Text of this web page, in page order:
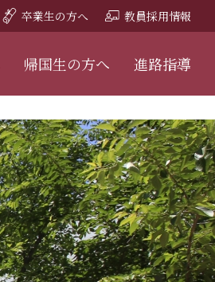
卒業生の方へ 教員採用情報
帰国生の方へ 進路指導